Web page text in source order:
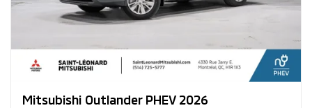
Mitsubishi Outlander PHEV 2026